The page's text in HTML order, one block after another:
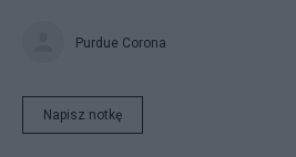
Purdue Corona
Napisz notkę